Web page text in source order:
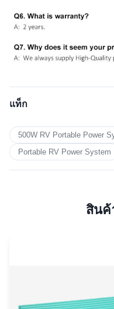
แท็ก
500W RV Portable Power
Portable RV Power System
สินค้